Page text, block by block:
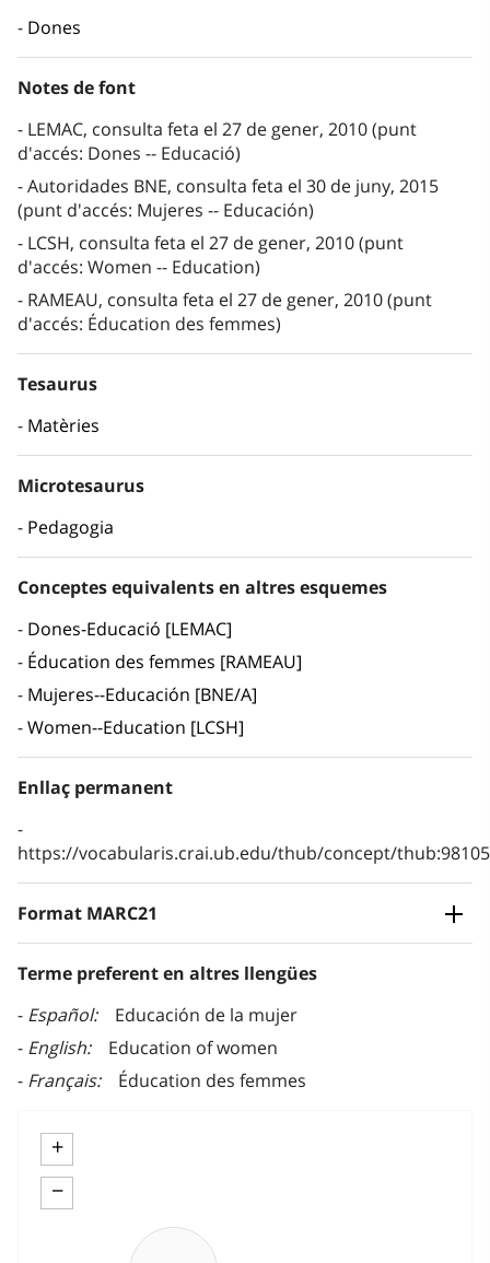
Dones
Notes de font
LEMAC, consulta feta el 27 de gener, 2010 (punt
d'accés: Dones -- Educació)
Autoridades BNE, consulta feta el 30 de juny, 2015
(punt d'accés: Mujeres -- Educación)
LCSH, consulta feta el 27 de gener, 2010 (punt
d'accés: Women -- Education)
RAMEAU, consulta feta el 27 de gener, 2010 (punt
d'accés: Éducation des femmes)
Tesaurus
Matèries
Microtesaurus
Pedagogia
Conceptes equivalents en altres esquemes
Dones-Educació [LEMAC]
Éducation des femmes [RAMEAU]
Mujeres--Educación [BNE/A]
Women--Education [LCSH]
Enllaç permanent
https://vocabularis.crai.ub.edu/thub/concept/
Format MARC21
Terme preferent en altres llengües
Español
Educación de la mujer
English
Education of women
Français
Éducation des femmes
+
−